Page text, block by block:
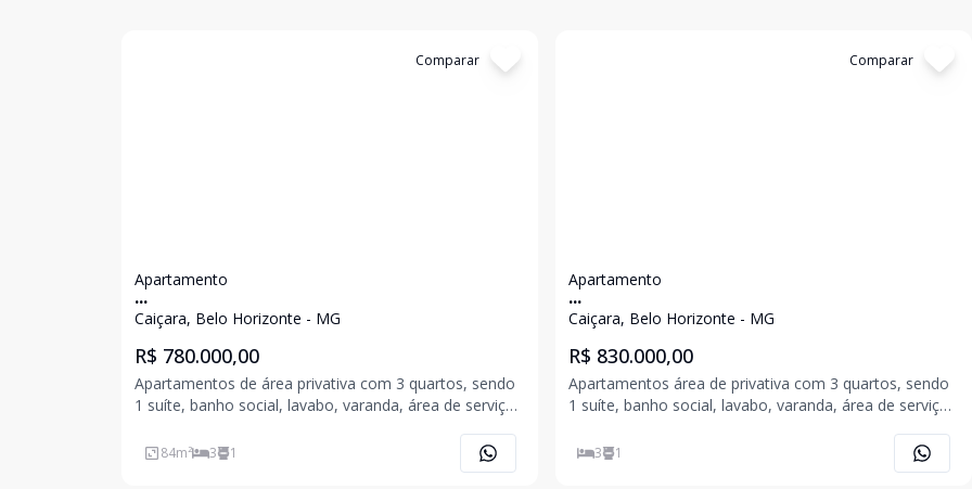
Comparar
Apartamento
...
Caiçara, Belo Horizonte - MG
R$ 780.000,00
Apartamentos de área privativa com 3 quartos, sendo
1 suíte, banho social, lavabo, varanda, área de serviço,
bancada em granito, 03 vagas. Prédio com salão de
festas, elevador, aquecimento solar. Pisos em Po
84m² 3 1
Comparar
Apartamento
...
Caiçara, Belo Horizonte - MG
R$ 830.000,00
Apartamentos área de privativa com 3 quartos, sendo
1 suíte, banho social, lavabo, varanda, área de serviço,
bancada em granito, 03 vagas. Prédio com salão de
festas, elevador, aquecimento solar. Pisos em Po
3 1